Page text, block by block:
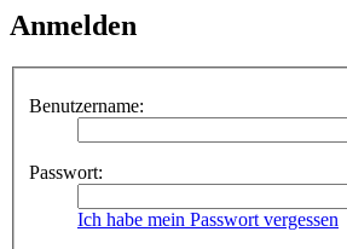
Anmelden
Benutzername:
Passwort:
Ich habe mein Passwort vergessen